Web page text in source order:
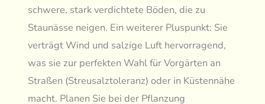
schwere, stark verdichtete Böden, die zu
Staunässe neigen. Ein weiterer Pluspunkt: Sie
verträgt Wind und salzige Luft hervorragend,
was sie zur perfekten Wahl für Vorgärten an
Straßen (Streusalztoleranz) oder in Küstennähe
macht. Planen Sie bei der Pflanzung